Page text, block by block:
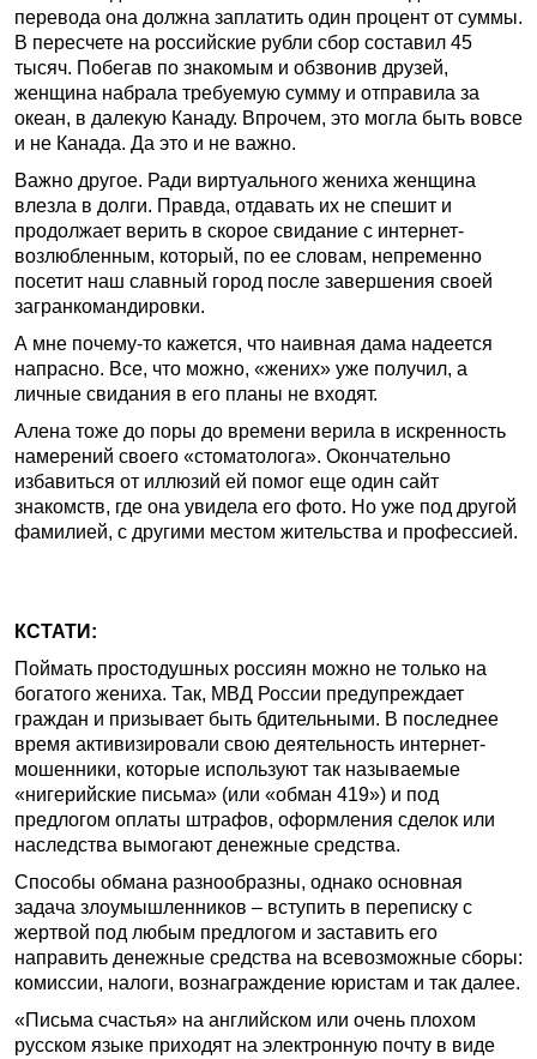
перевода она должна заплатить один процент от суммы.
В пересчете на российские рубли сбор составил 45
тысяч. Побегав по знакомым и обзвонив друзей,
женщина набрала требуемую сумму и отправила за
океан, в далекую Канаду. Впрочем, это могла быть вовсе
и не Канада. Да это и не важно.
Важно другое. Ради виртуального жениха женщина
влезла в долги. Правда, отдавать их не спешит и
продолжает верить в скорое свидание с интернет-
возлюбленным, который, по ее словам, непременно
посетит наш славный город после завершения своей
загранкомандировки.
А мне почему-то кажется, что наивная дама надеется
напрасно. Все, что можно, «жених» уже получил, а
личные свидания в его планы не входят.
Алена тоже до поры до времени верила в искренность
намерений своего «стоматолога». Окончательно
избавиться от иллюзий ей помог еще один сайт
знакомств, где она увидела его фото. Но уже под другой
фамилией, с другими местом жительства и профессией.
КСТАТИ:
Поймать простодушных россиян можно не только на
богатого жениха. Так, МВД России предупреждает
граждан и призывает быть бдительными. В последнее
время активизировали свою деятельность интернет-
мошенники, которые используют так называемые
«нигерийские письма» (или «обман 419») и под
предлогом оплаты штрафов, оформления сделок или
наследства вымогают денежные средства.
Способы обмана разнообразны, однако основная
задача злоумышленников – вступить в переписку с
жертвой под любым предлогом и заставить его
направить денежные средства на всевозможные сборы:
комиссии, налоги, вознаграждение юристам и так далее.
«Письма счастья» на английском или очень плохом
русском языке приходят на электронную почту в виде